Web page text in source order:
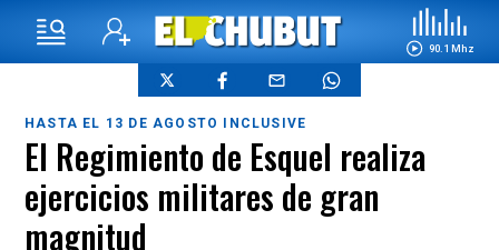
90.1 Mhz
HASTA EL 13 DE AGOSTO INCLUSIVE
El Regimiento de Esquel realiza
ejercicios militares de gran
magnitud